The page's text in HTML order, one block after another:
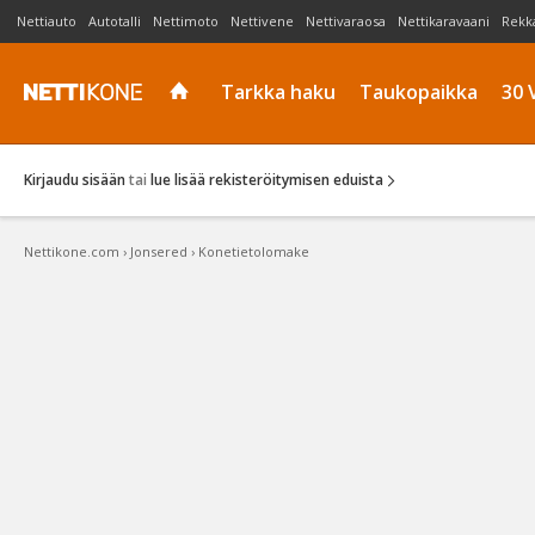
Nettiauto Autotalli Nettimoto Nettivene Nettivaraosa Nettikaravaani
Tarkka haku Taukopaikka 30
Kirjaudu sisään tai lue lisää rekisteröitymisen eduista
Nettikone.com › Jonsered › Konetietolomake